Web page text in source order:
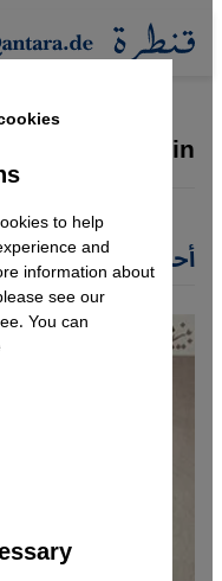
zum Inhalt springen
Salehi Hossein
أحدث مقالات Salehi Hossein
to help
and
information about
see our
You can
Youtube Embed
Connect
Maps Embed